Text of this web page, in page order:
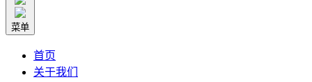
菜单
首页
关于我们